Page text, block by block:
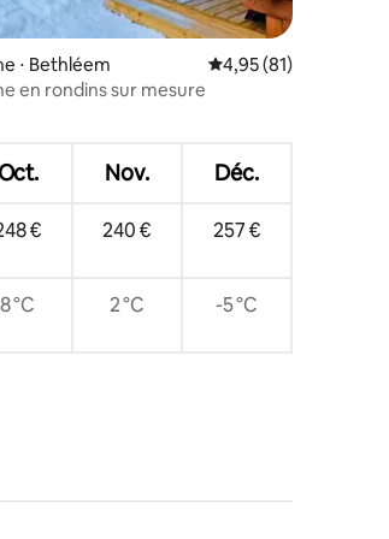
sur la base de 41 commentaires : 5 sur 5
⋅ Bethléem Évaluation moyenne
4,95 (81)
en rondins sur mesure
Oct. Nov. Déc.
€ 240 € 257 €
8 °C 2 °C -5 °C